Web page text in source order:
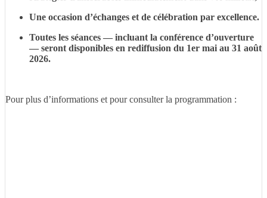
Une occasion d’échanges et de célébration par excellence.
Toutes les séances — incluant la conférence d’ouverture
— seront disponibles en rediffusion du 1er mai au 31 août
2026.
Pour plus d’informations et pour consulter la programmation :